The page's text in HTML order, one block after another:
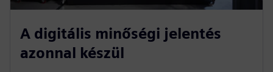
A digitális minőségi jelentés
azonnal készül